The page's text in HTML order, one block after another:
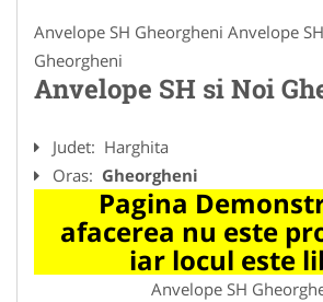
Anvelope SH Gheorgheni Anvelope
Gheorgheni
Anvelope SH si Noi
Judet: Harghita
Oras: Gheorgheni
Pagina
afacerea nu este
iar locul este
Anvelope SH